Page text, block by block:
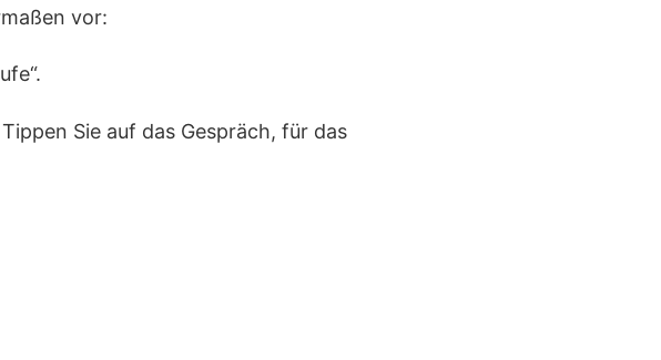
vor:
Sie auf das Gespräch, für das